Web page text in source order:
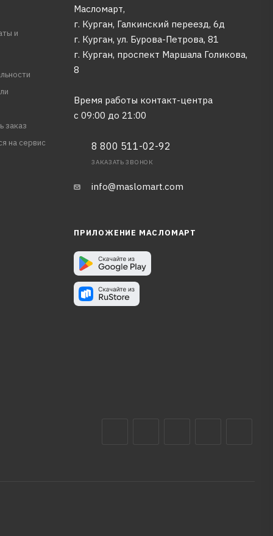
и
заказ
на сервис
Масломарт,
г. Курган, Галкинский переезд, 6д
г. Курган, ул. Бурова-Петрова, 81
г. Курган, проспект Маршала Голикова,
8
Время работы контакт-центра
с 09:00 до 21:00
8 800 511-02-92
ЗАКАЗАТЬ ЗВОНОК
info@maslomart.com
ПРИЛОЖЕНИЕ МАСЛОМАРТ